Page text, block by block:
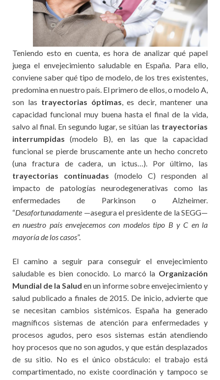
Teniendo esto en cuenta, es hora de analizar qué papel
juega el envejecimiento saludable en España. Para ello,
conviene saber qué tipo de modelo, de los tres existentes,
predomina en nuestro país. El primero de ellos, o modelo A,
son las trayectorias óptimas, es decir, mantener una
capacidad funcional muy buena hasta el final de la vida,
salvo al final. En segundo lugar, se sitúan las trayectorias
interrumpidas(modelo B), en las que la capacidad
funcional se pierde bruscamente ante un hecho concreto
(una fractura de cadera, un ictus…). Por último, las
trayectorias continuadas (modelo C) responden al
impacto de patologías neurodegenerativas como las
enfermedades de Parkinson o Alzheimer.
“Desafortunadamente —asegura el presidente de la SEGG—
en nuestro país envejecemos con modelos tipo B y C en la
mayoría de los casos”.
El camino a seguir para conseguir el envejecimiento
saludable es bien conocido. Lo marcó la Organización
Mundial de la Salud en un informe sobre envejecimiento y
salud publicado a finales de 2015. De inicio, advierte que
se necesitan cambios sistémicos. España ha generado
magníficos sistemas de atención para enfermedades y
procesos agudos, pero esos sistemas están atendiendo
hoy procesos que no son agudos, y que están desplazados
de su sitio. No es el único obstáculo: el trabajo está
compartimentado, no existe coordinación y tampoco se